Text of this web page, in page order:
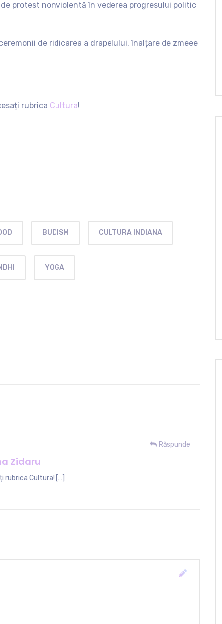
protest nonviolentă în vederea progresului politic
de ridicarea a drapelului, înalțare de zmeee
rubrica Cultura!
BUDISM CULTURA INDIANA
YOGA
Zidaru
rubrica Cultura! […]
Răspunde